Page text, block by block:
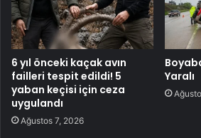
6 yıl önceki kaçak avın
failleri tespit edildi! 5
yaban keçisi için ceza
uygulandı
Ağustos 7, 2026
Yaralı